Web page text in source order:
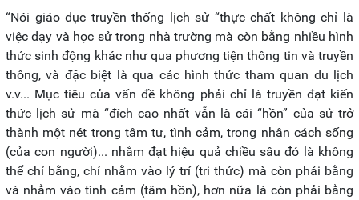
“Nói giáo dục truyền thống lịch sử “thực chất không chỉ là
việc dạy và học sử trong nhà trường mà còn bằng nhiều hình
thức sinh động khác như qua phương tiện thông tin và truyền
thông, và đặc biệt là qua các hình thức tham quan du lịch
v.v... Mục tiêu của vấn đề không phải chỉ là truyền đạt kiến
thức lịch sử mà “đích cao nhất vẫn là cái “hồn” của sử trở
thành một nét trong tâm tư, tình cảm, trong nhân cách sống
(của con người)... nhằm đạt hiệu quả chiều sâu đó là không
thể chỉ bằng, chỉ nhằm vào lý trí (tri thức) mà còn phải bằng
và nhằm vào tình cảm (tâm hồn), hơn nữa là còn phải bằng